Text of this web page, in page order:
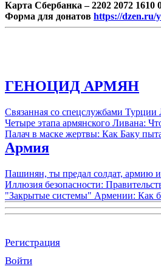
Карта Сбербанка – 2202 2072 1610
Форма для донатов https://dzen.ru/
ГЕНОЦИД АРМЯН
Связанная со спецслужбами
Четыре этапа армянского Ливана:
Палач в маске жертвы: Как Баку
Армия
Пашинян, ты предал солдат, армию и
Иллюзия безопасности:
"Закрытые системы" Армении: Как
Регистрация
Войти